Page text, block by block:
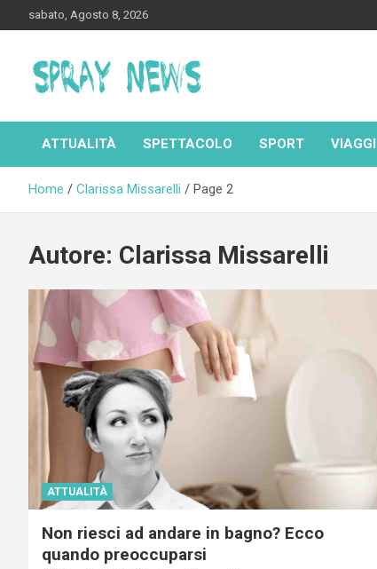
to
sabato, Agosto 8, 2026
Spraynews.it
ATTUALITÀ SPETTACOLO SPORT VIAGGI
Home Clarissa Missarelli Page 2
Autore: Clarissa Missarelli
ATTUALITÀ
Non riesci ad andare in bagno? Ecco
quando preoccuparsi